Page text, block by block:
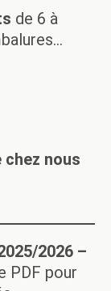
ressentir
su ouvrir les